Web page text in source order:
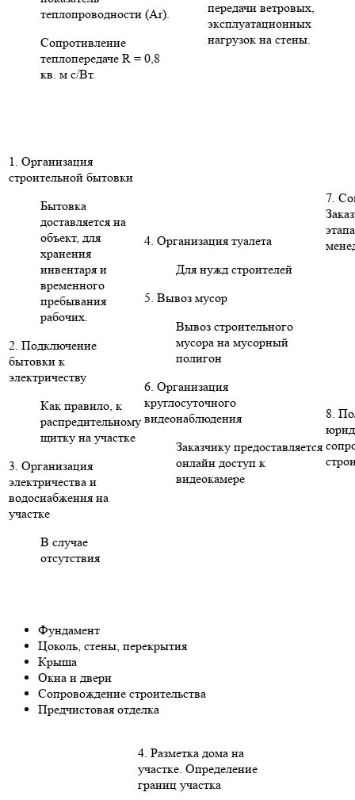
теплопроводности (Ar).
Сопротивление
теплопередаче R = 0,8
кв. м с/Вт.
передачи ветровых,
эксплуатационных
нагрузок на стены.
1. Организация
строительной бытовки
Бытовка
доставляется на
объект, для
хранения
инвентаря и
временного
пребывания
рабочих.
2. Подключение
бытовки к
электричеству
Как правило, к
распредительному
щитку на участке
3. Организация
электричества и
водоснабжения на
участке
В случае
отсутствия
4. Организация туалета
Для нужд строителей
5. Вывоз мусор
Вывоз строительного
мусора на мусорный
полигон
6. Организация
круглосуточного
видеонаблюдения
Заказчику предоставляется
онлайн доступ к
видеокамере
7.
8.
Фундамент
Цоколь, стены, перекрытия
Крыша
Окна и двери
Сопровождение строительства
Предчистовая отделка
4. Разметка дома на
участке. Определение
границ участка